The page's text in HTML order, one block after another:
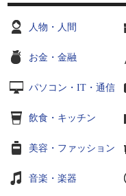
人物・人間
お金・金融
パソコン・IT・通信
飲食・キッチン
美容・ファッション
音楽・楽器